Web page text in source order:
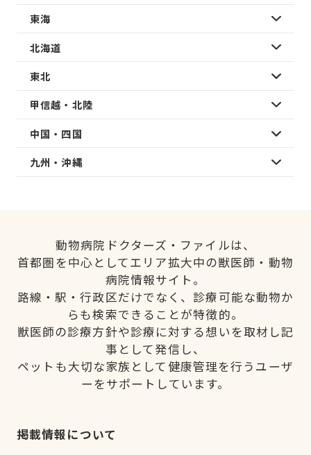
東海
北海道
東北
甲信越・北陸
中国・四国
九州・沖縄
動物病院ドクターズ・ファイルは、
首都圏を中心としてエリア拡大中の獣医師・動物
病院情報サイト。
路線・駅・行政区だけでなく、診療可能な動物か
らも検索できることが特徴的。
獣医師の診療方針や診療に対する想いを取材し記
事として発信し、
ペットも大切な家族として健康管理を行うユーザ
ーをサポートしています。
掲載情報について